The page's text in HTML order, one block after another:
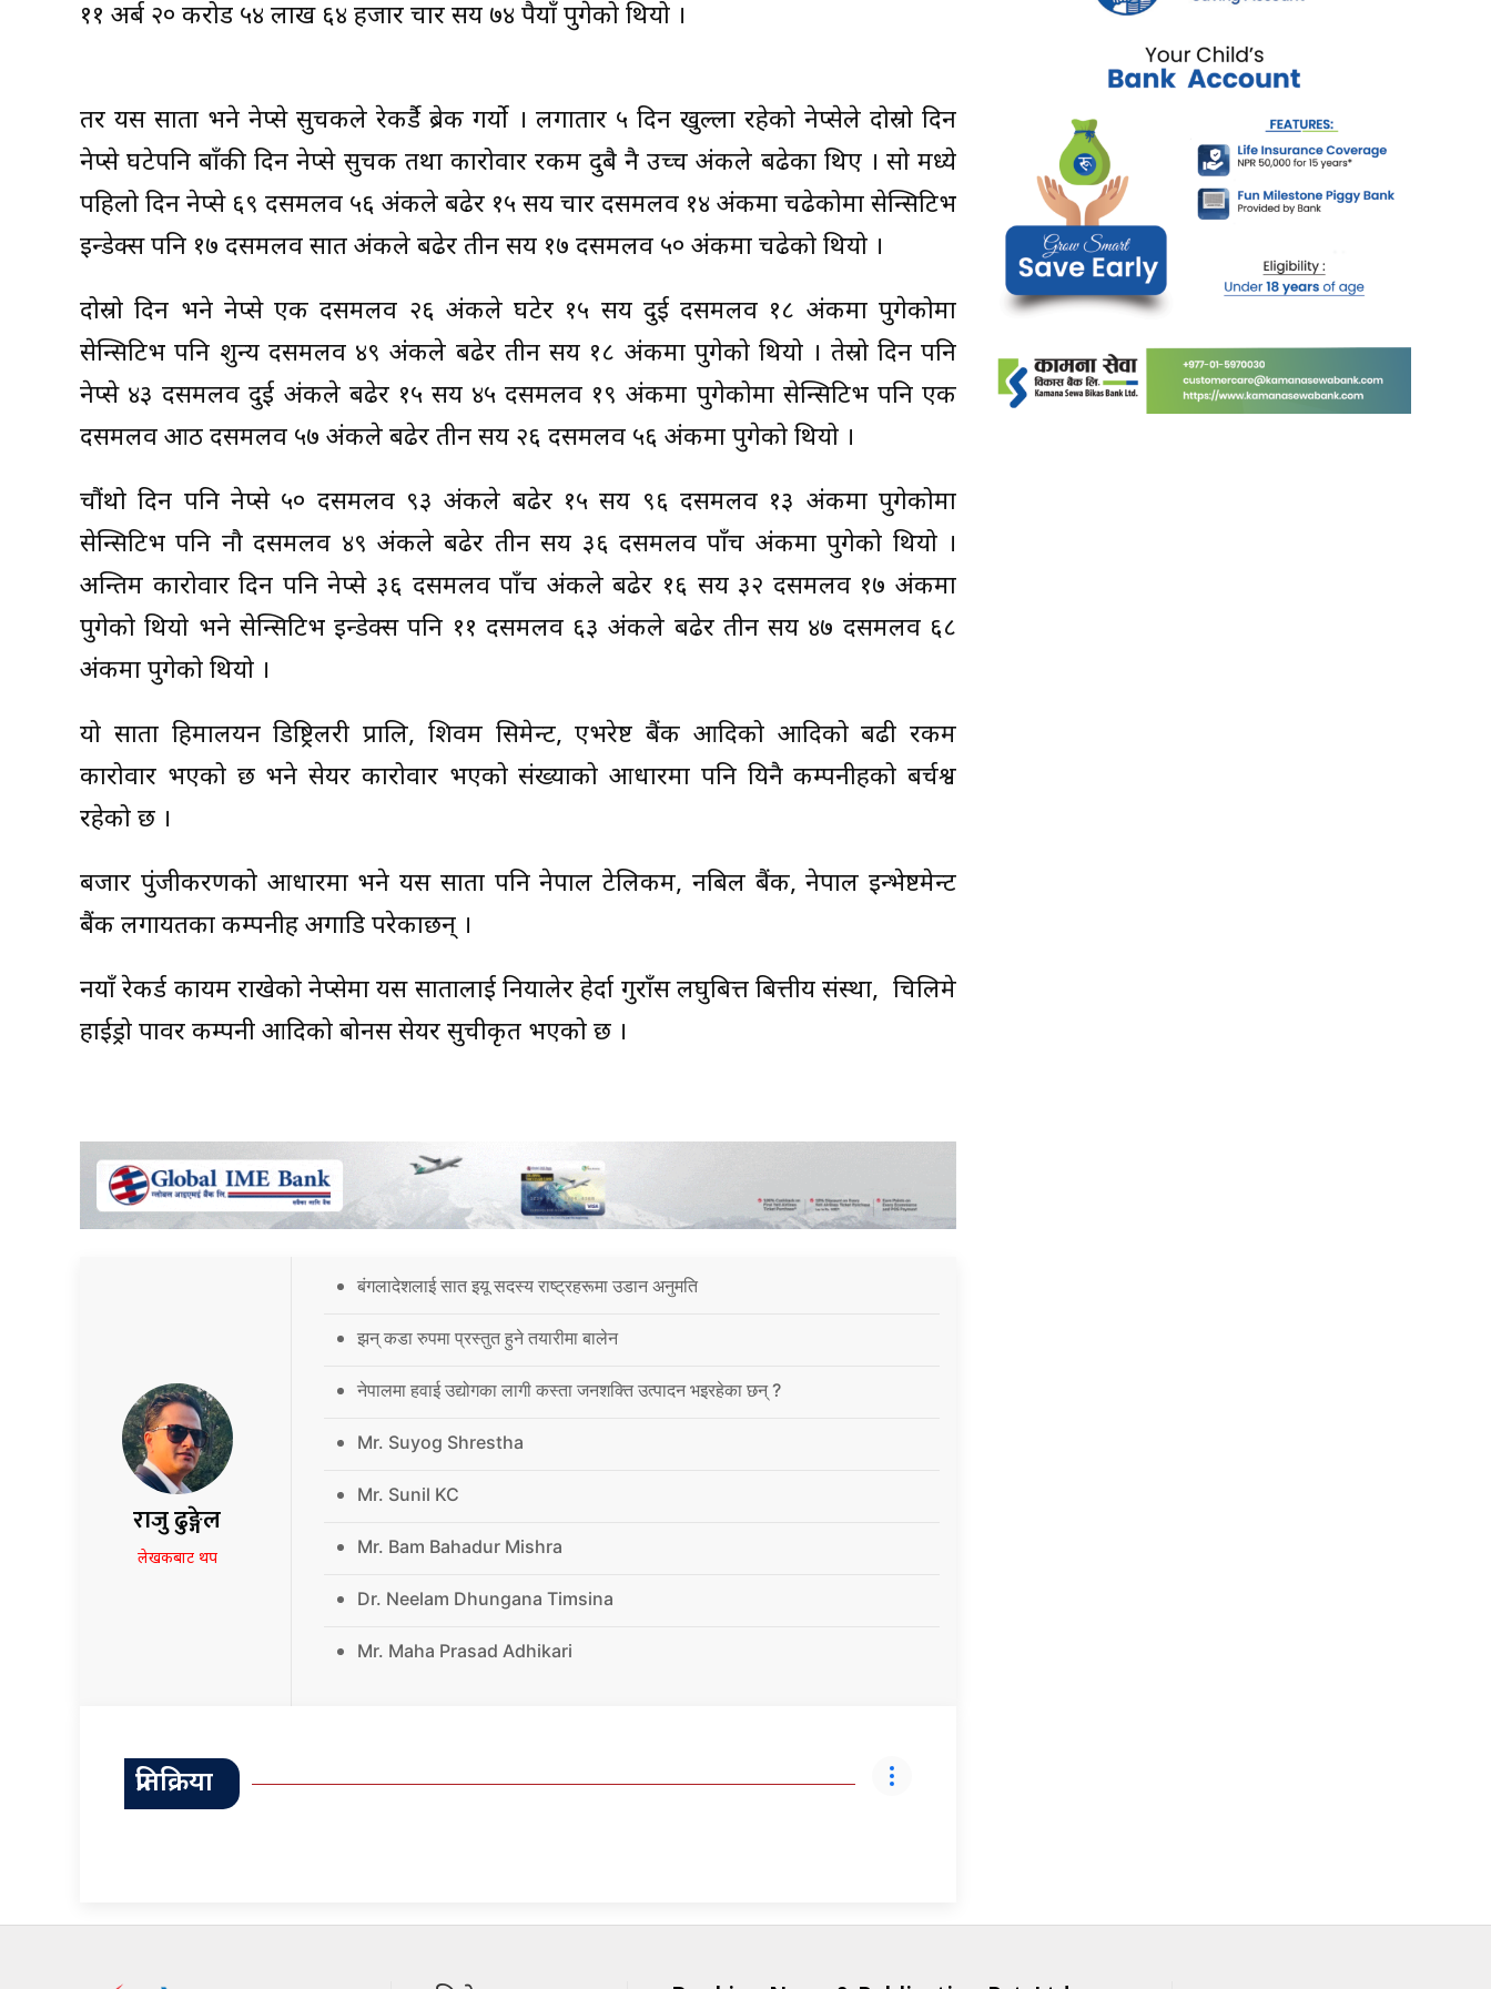
११ अर्ब २० करोड ५४ लाख ६४ हजार चार सय ७४ रुपैयाँ पुगेको थियो ।
तर यस साता भने नेप्से सुचकले रेकर्डै ब्रेक गर्यो । लगातार ५ दिन खुल्ला रहेको नेप्सेले दोस्रो दिन
नेप्से घटेपनि बाँकी दिन नेप्से सुचक तथा कारोवार रकम दुबै नै उच्च अंकले बढेका थिए । सो मध्ये
पहिलो दिन नेप्से ६९ दसमलव ५६ अंकले बढेर १५ सय चार दसमलव १४ अंकमा चढेकोमा सेन्सिटिभ
इन्डेक्स पनि १७ दसमलव सात अंकले बढेर तीन सय १७ दसमलव ५० अंकमा चढेको थियो ।
दोस्रो दिन भने नेप्से एक दसमलव २६ अंकले घटेर १५ सय दुई दसमलव १८ अंकमा पुगेकोमा
सेन्सिटिभ पनि शुन्य दसमलव ४९ अंकले बढेर तीन सय १८ अंकमा पुगेको थियो । तेस्रो दिन पनि
नेप्से ४३ दसमलव दुई अंकले बढेर १५ सय ४५ दसमलव १९ अंकमा पुगेकोमा सेन्सिटिभ पनि एक
दसमलव आठ दसमलव ५७ अंकले बढेर तीन सय २६ दसमलव ५६ अंकमा पुगेको थियो ।
चौंथो दिन पनि नेप्से ५० दसमलव ९३ अंकले बढेर १५ सय ९६ दसमलव १३ अंकमा पुगेकोमा
सेन्सिटिभ पनि नौ दसमलव ४९ अंकले बढेर तीन सय ३६ दसमलव पाँच अंकमा पुगेको थियो ।
अन्तिम कारोवार दिन पनि नेप्से ३६ दसमलव पाँच अंकले बढेर १६ सय ३२ दसमलव १७ अंकमा
पुगेको थियो भने सेन्सिटिभ इन्डेक्स पनि ११ दसमलव ६३ अंकले बढेर तीन सय ४७ दसमलव ६८
अंकमा पुगेको थियो ।
यो साता हिमालयन डिष्ट्रिलरी प्रालि, शिवम सिमेन्ट, एभरेष्ट बैंक आदिको आदिको बढी रकम
कारोवार भएको छ भने सेयर कारोवार भएको संख्याको आधारमा पनि यिनै कम्पनीहरुको बर्चश्व
रहेको छ ।
बजार पुंजीकरणको आधारमा भने यस साता पनि नेपाल टेलिकम, नबिल बैंक, नेपाल इन्भेष्टमेन्ट
बैंक लगायतका कम्पनीहरु अगाडि परेकाछन् ।
नयाँ रेकर्ड कायम राखेको नेप्सेमा यस सातालाई नियालेर हेर्दा गुराँस लघुबित्त बित्तीय संस्था, चिलिमे
हाईड्रो पावर कम्पनी आदिको बोनस सेयर सुचीकृत भएको छ ।
राजु ढुङ्गेल
लेखकबाट थप
बंगलादेशलाई सात इयू सदस्य राष्ट्रहरूमा उडान अनुमति
झन् कडा रुपमा प्रस्तुत हुने तयारीमा बालेन
नेपालमा हवाई उद्योगका लागी कस्ता जनशक्ति उत्पादन भइरहेका छन् ?
Mr. Suyog Shrestha
Mr. Sunil KC
Mr. Bam Bahadur Mishra
Dr. Neelam Dhungana Timsina
Mr. Maha Prasad Adhikari
प्रतिक्रिया